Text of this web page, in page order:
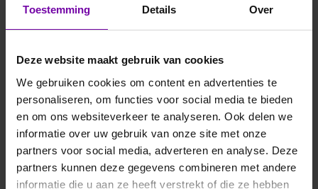
Toestemming Details Over
Deze website maakt gebruik van cookies
We gebruiken cookies om content en advertenties te
personaliseren, om functies voor social media te bieden
en om ons websiteverkeer te analyseren. Ook delen we
informatie over uw gebruik van onze site met onze
partners voor social media, adverteren en analyse. Deze
partners kunnen deze gegevens combineren met andere
informatie die u aan ze heeft verstrekt of die ze hebben